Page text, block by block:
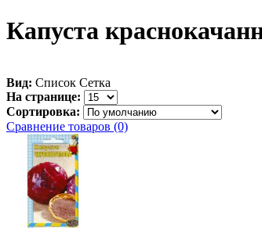
Капуста
Вид: Список Сетка
На странице:
Сортировка:
Сравнение товаров (0)